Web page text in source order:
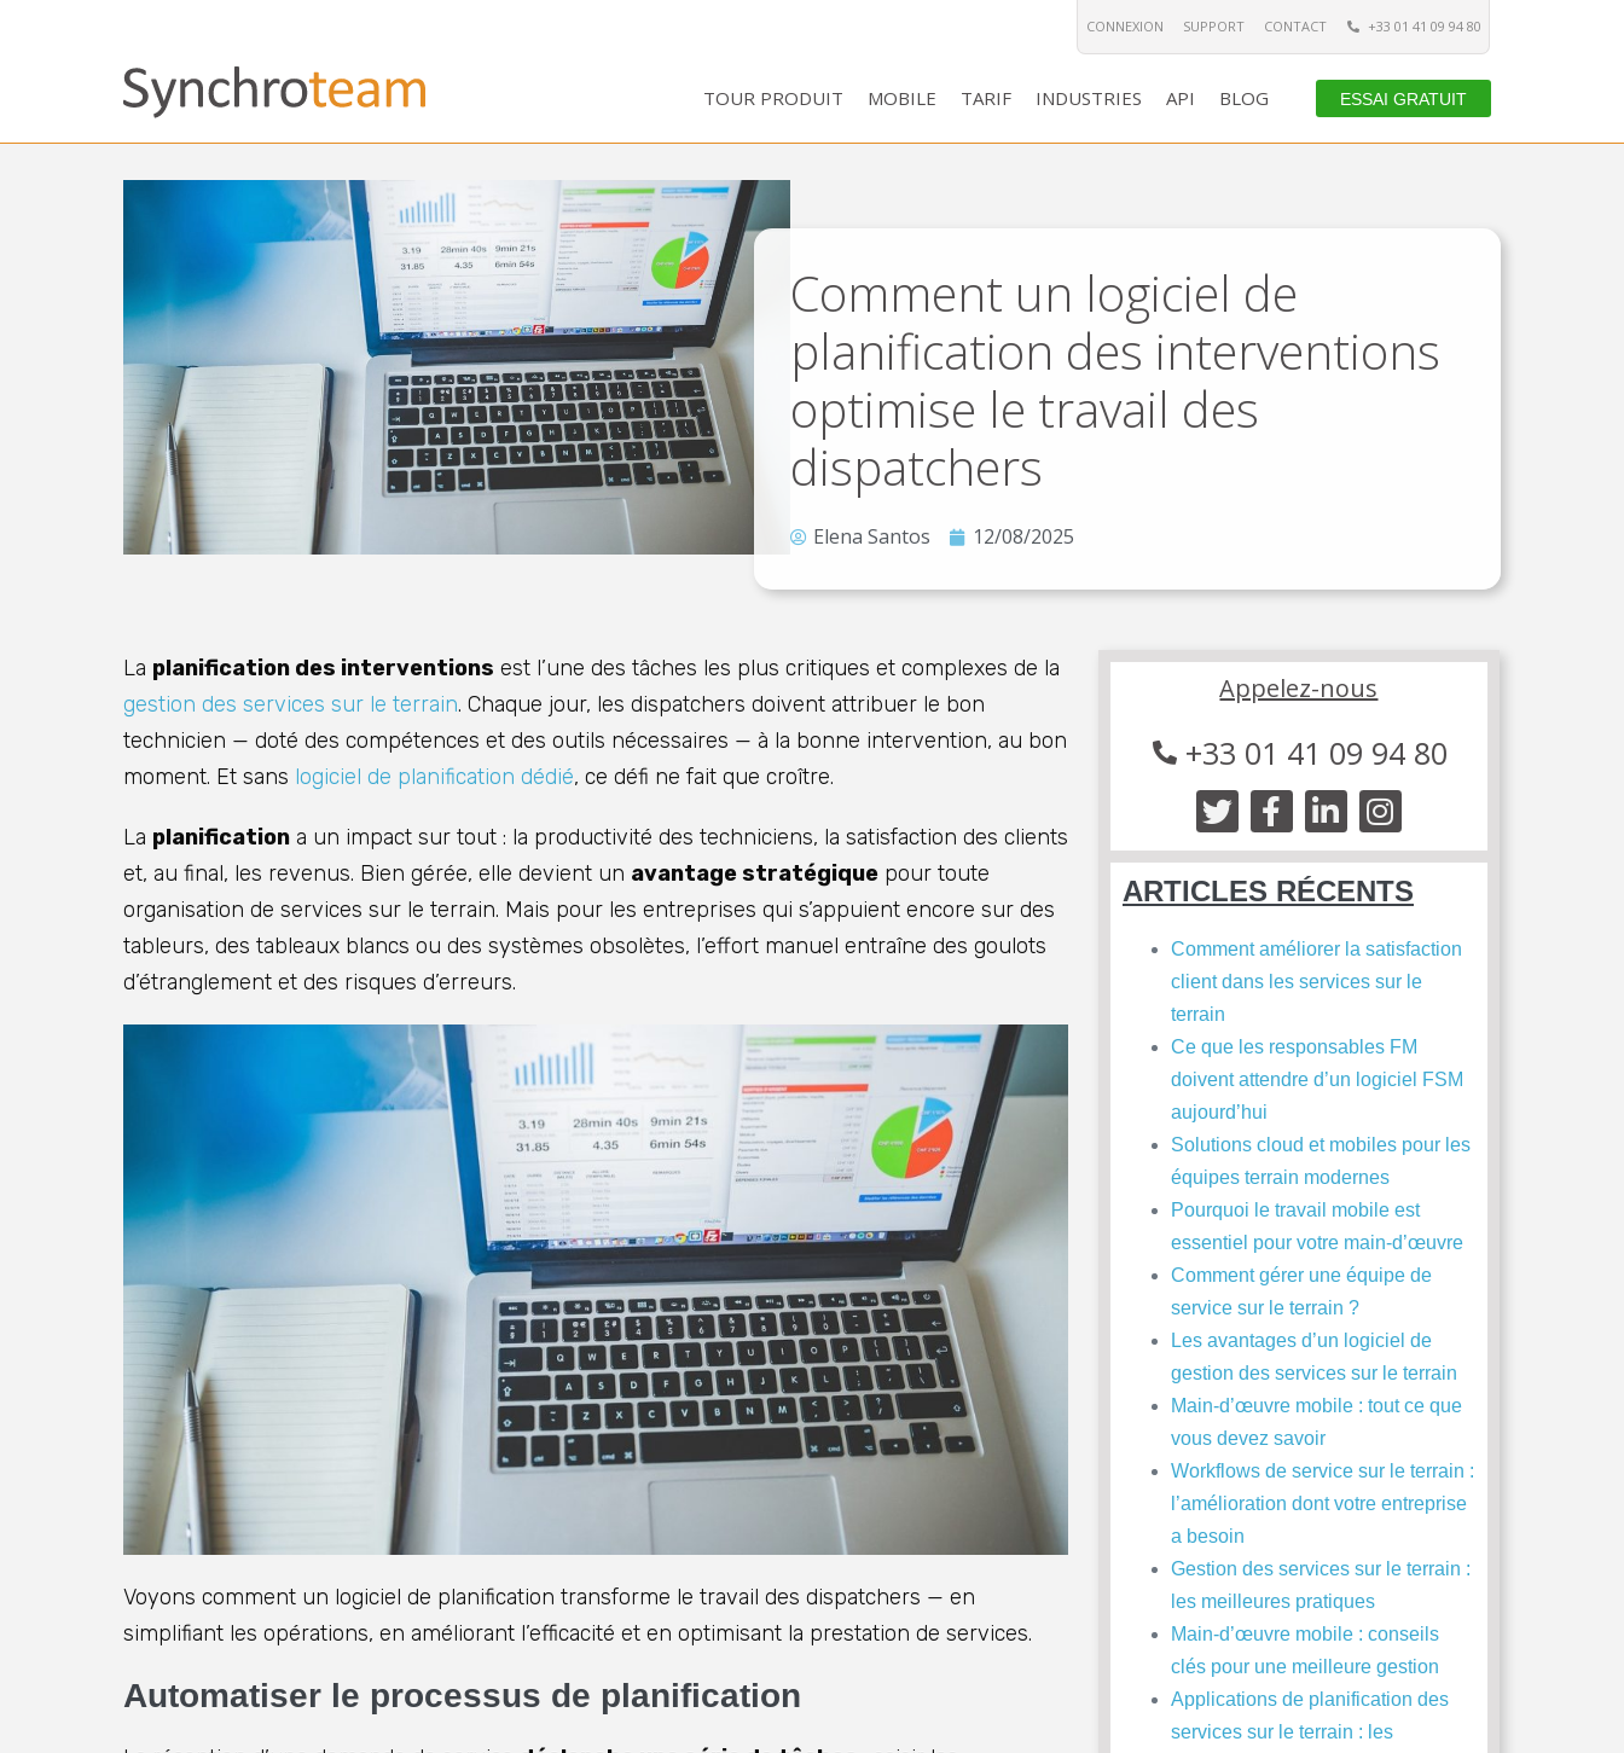
CONNEXION SUPPORT CONTACT +33 01 41 09 94 80
TOUR PRODUIT MOBILE TARIF INDUSTRIES API BLOG ESSAI GRATUIT
Comment un logiciel de
planification des interventions
optimise le travail des
dispatchers
Elena Santos 12/08/2025
La planification des interventions est l’une des tâches les plus critiques et complexes de la
gestion des services sur le terrain. Chaque jour, les dispatchers doivent attribuer le bon
technicien — doté des compétences et des outils nécessaires — à la bonne intervention, au bon
moment. Et sans logiciel de planification dédié, ce défi ne fait que croître.
La planification a un impact sur tout : la productivité des techniciens, la satisfaction des clients
et, au final, les revenus. Bien gérée, elle devient un avantage stratégique pour toute
organisation de services sur le terrain. Mais pour les entreprises qui s’appuient encore sur des
tableurs, des tableaux blancs ou des systèmes obsolètes, l’effort manuel entraîne des goulots
d’étranglement et des risques d’erreurs.
Voyons comment un logiciel de planification transforme le travail des dispatchers — en
simplifiant les opérations, en améliorant l’efficacité et en optimisant la prestation de services.
Automatiser le processus de planification
Appelez-nous
+33 01 41 09 94 80
ARTICLES RÉCENTS
Comment améliorer la satisfaction
client dans les services sur le
terrain
Ce que les responsables FM
doivent attendre d’un logiciel FSM
aujourd’hui
Solutions cloud et mobiles pour les
équipes terrain modernes
Pourquoi le travail mobile est
essentiel pour votre main-d’œuvre
Comment gérer une équipe de
service sur le terrain ?
Les avantages d’un logiciel de
gestion des services sur le terrain
Main-d’œuvre mobile : tout ce que
vous devez savoir
Workflows de service sur le terrain :
l’amélioration dont votre entreprise
a besoin
Gestion des services sur le terrain :
les meilleures pratiques
Main-d’œuvre mobile : conseils
clés pour une meilleure gestion
Applications de planification des
services sur le terrain : les